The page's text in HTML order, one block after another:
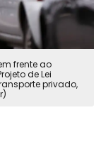
frente ao
de Lei
privado,